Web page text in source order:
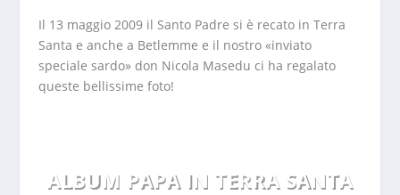
Il 13 maggio 2009 il Santo Padre si è recato in Terra
Santa e anche a Betlemme e il nostro «inviato
speciale sardo» don Nicola Masedu ci ha regalato
queste bellissime foto!
ALBUM PAPA IN TERRA SANTA